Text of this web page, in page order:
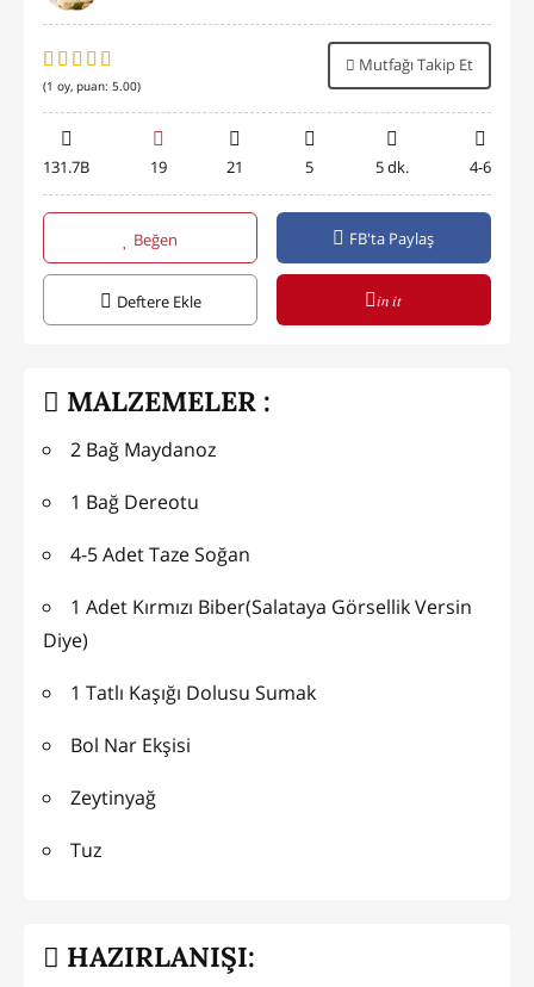
(1 oy, puan: 5.00)
Mutfağı Takip Et
131.7B 19 21 5 5 dk. 4-6
Beğen FB'ta Paylaş
Deftere Ekle in it
MALZEMELER :
2 Bağ Maydanoz
1 Bağ Dereotu
4-5 Adet Taze Soğan
1 Adet Kırmızı Biber(Salataya Görsellik Versin
Diye)
1 Tatlı Kaşığı Dolusu Sumak
Bol Nar Ekşisi
Zeytinyağ
Tuz
HAZIRLANIŞI: